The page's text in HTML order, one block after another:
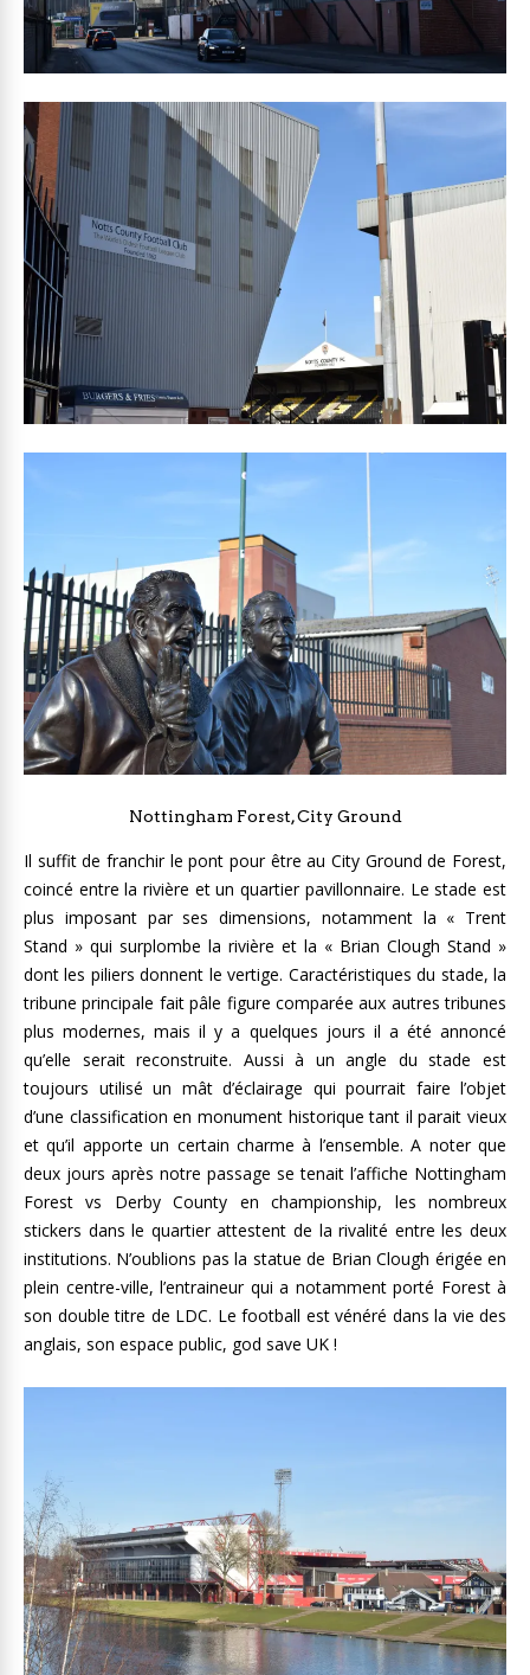
Nottingham Forest, City Ground
Il suffit de franchir le pont pour être au City Ground de Forest,
coincé entre la rivière et un quartier pavillonnaire. Le stade est
plus imposant par ses dimensions, notamment la « Trent
Stand » qui surplombe la rivière et la « Brian Clough Stand »
dont les piliers donnent le vertige. Caractéristiques du stade, la
tribune principale fait pâle figure comparée aux autres tribunes
plus modernes, mais il y a quelques jours il a été annoncé
qu’elle serait reconstruite. Aussi à un angle du stade est
toujours utilisé un mât d’éclairage qui pourrait faire l’objet
d’une classification en monument historique tant il parait vieux
et qu’il apporte un certain charme à l’ensemble. A noter que
deux jours après notre passage se tenait l’affiche Nottingham
Forest vs Derby County en championship, les nombreux
stickers dans le quartier attestent de la rivalité entre les deux
institutions. N’oublions pas la statue de Brian Clough érigée en
plein centre-ville, l’entraineur qui a notamment porté Forest à
son double titre de LDC. Le football est vénéré dans la vie des
anglais, son espace public, god save UK !